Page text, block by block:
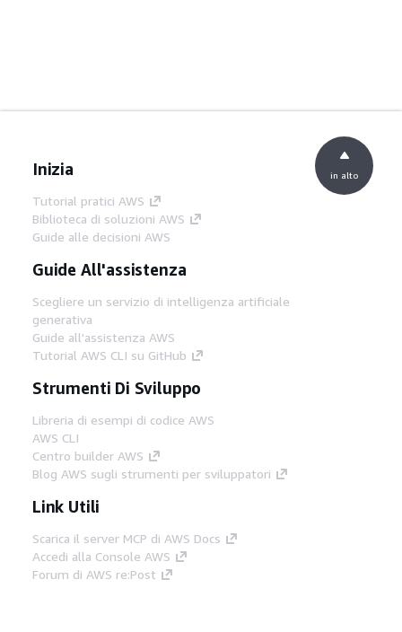
Inizia
Tutorial pratici AWS
Biblioteca di soluzioni AWS
Guide alle decisioni AWS
Guide All'assistenza
Scegliere un servizio di intelligenza artificiale
generativa
Guide all'assistenza AWS
Tutorial AWS CLI su GitHub
Strumenti Di Sviluppo
Libreria di esempi di codice AWS
AWS CLI
Centro builder AWS
Blog AWS sugli strumenti per sviluppatori
Link Utili
Scarica il server MCP di AWS Docs
Accedi alla Console AWS
Forum di AWS re:Post
in alto